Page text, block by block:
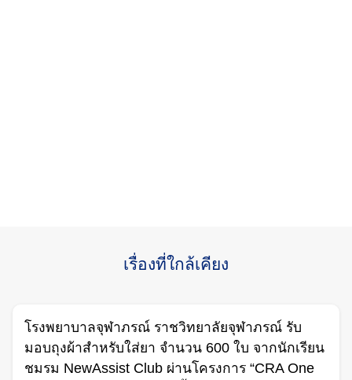
เรื่องที่ใกล้เคียง
โรงพยาบาลจุฬาภรณ์ ราชวิทยาลัยจุฬาภรณ์ รับ
มอบถุงผ้าสำหรับใส่ยา จำนวน 600 ใบ จากนักเรียน
ชมรม NewAssist Club ผ่านโครงการ “CRA One